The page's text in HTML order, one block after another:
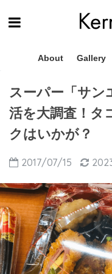
About Gallery
スーパー「サン
活を大調査！タ
クはいかが？
2017/07/15